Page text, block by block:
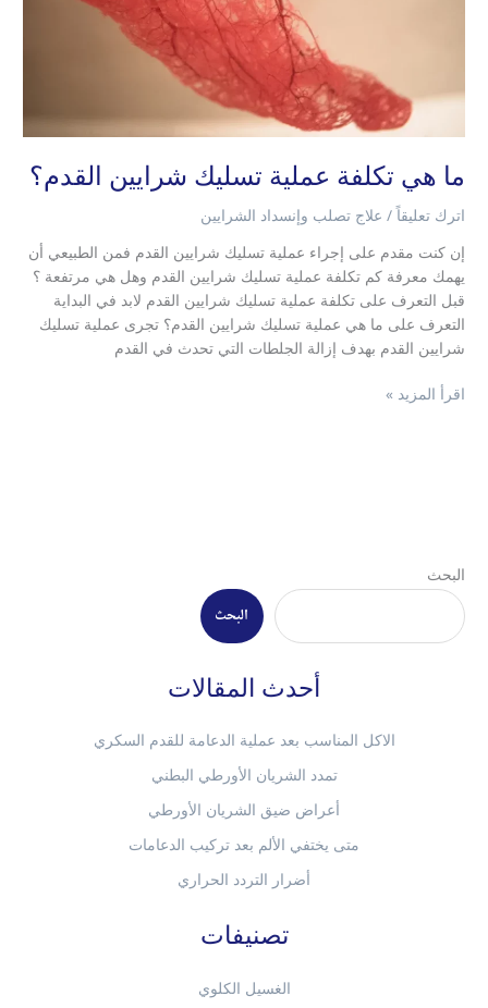
ما هي تكلفة عملية تسليك شرايين القدم؟
اترك تعليقاً /علاج تصلب وإنسداد الشرايين
إن كنت مقدم على إجراء عملية تسليك شرايين القدم فمن الطبيعي أن
يهمك معرفة كم تكلفة عملية تسليك شرايين القدم وهل هي مرتفعة ؟
قبل التعرف على تكلفة عملية تسليك شرايين القدم لابد في البداية
التعرف على ما هي عملية تسليك شرايين القدم؟ تجرى عملية تسليك
شرايين القدم بهدف إزالة الجلطات التي تحدث في القدم
اقرأ المزيد »
البحث
البحث
أحدث المقالات
الاكل المناسب بعد عملية الدعامة للقدم السكري
تمدد الشريان الأورطي البطني
أعراض ضيق الشريان الأورطي
متى يختفي الألم بعد تركيب الدعامات
أضرار التردد الحراري
تصنيفات
الغسيل الكلوي